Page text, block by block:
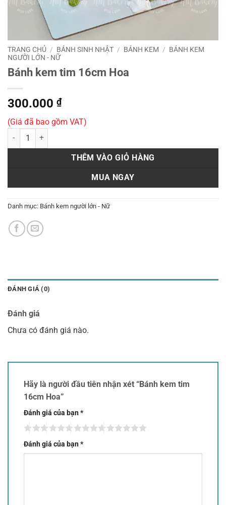
TRANG CHỦ / BÁNH SINH NHẬT / BÁNH KEM / BÁNH KEM
NGƯỜI LỚN - NỮ
Bánh kem tim 16cm Hoa
300.000 ₫
(Giá đã bao gồm VAT)
Bánh kem tim 16cm Hoa số lượng
THÊM VÀO GIỎ HÀNG
MUA NGAY
Danh mục: Bánh kem người lớn - Nữ
ĐÁNH GIÁ (0)
Đánh giá
Chưa có đánh giá nào.
Hãy là người đầu tiên nhận xét “Bánh kem tim
16cm Hoa”
Đánh giá của bạn*
Đánh giá của bạn*